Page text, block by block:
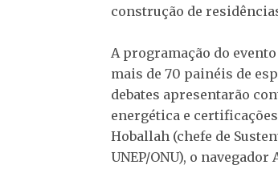
construção de
A programação do
mais de 70 painéis de
debates apresentarão
energética e
Hoballah (chefe de
UNEP/ONU), o